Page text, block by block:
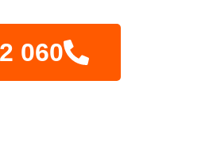
060